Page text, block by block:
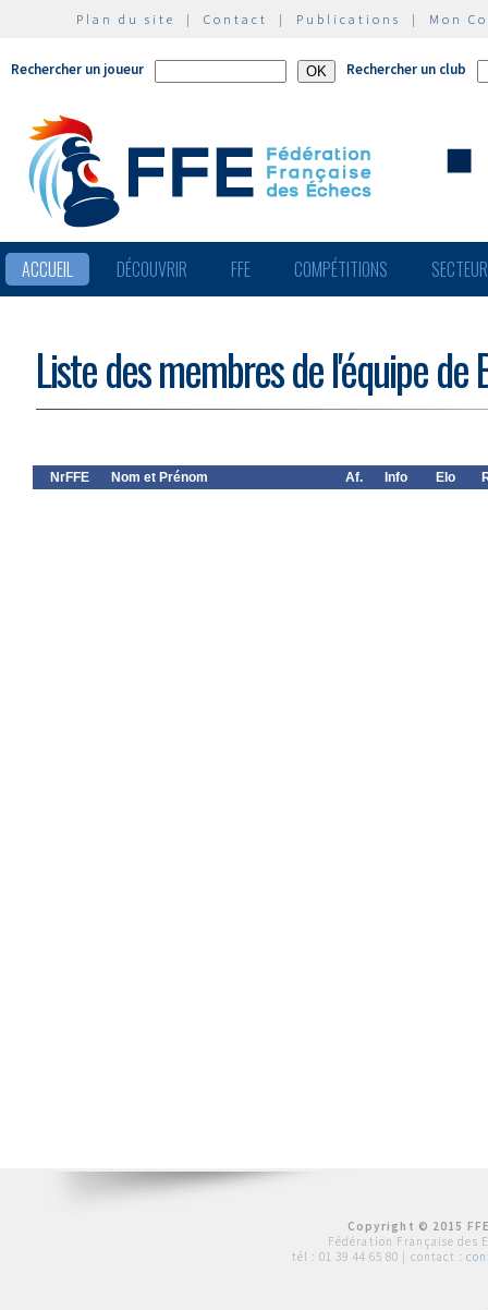
Plan du site | Contact | Publications | Mon
Rechercher un joueur Rechercher un club
ACCUEIL DÉCOUVRIR FFE COMPÉTITIONS
Liste des membres de l'équipe de
NrFFE Nom et Prénom Af. Info Elo
Copyright © 2015
Fédération Française des
tél : 01 39 44 65 80 | contact :